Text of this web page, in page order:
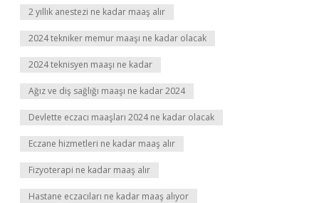
2 yıllık anestezi ne kadar maaş alır
2024 tekniker memur maaşı ne kadar olacak
2024 teknisyen maaşı ne kadar
Ağız ve diş sağlığı maaşı ne kadar 2024
Devlette eczacı maaşları 2024 ne kadar olacak
Eczane hizmetleri ne kadar maaş alır
Fizyoterapi ne kadar maaş alır
Hastane eczacıları ne kadar maaş alıyor